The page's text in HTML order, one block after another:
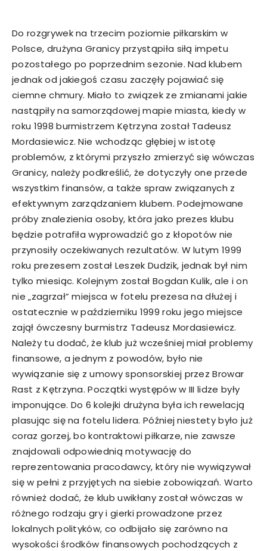
Do rozgrywek na trzecim poziomie piłkarskim w
Polsce, drużyna Granicy przystąpiła siłą impetu
pozostałego po poprzednim sezonie. Nad klubem
jednak od jakiegoś czasu zaczęły pojawiać się
ciemne chmury. Miało to związek ze zmianami jakie
nastąpiły na samorządowej mapie miasta, kiedy w
roku 1998 burmistrzem Kętrzyna został Tadeusz
Mordasiewicz. Nie wchodząc głębiej w istotę
problemów, z którymi przyszło zmierzyć się wówczas
Granicy, należy podkreślić, że dotyczyły one przede
wszystkim finansów, a także spraw związanych z
efektywnym zarządzaniem klubem. Podejmowane
próby znalezienia osoby, która jako prezes klubu
będzie potrafiła wyprowadzić go z kłopotów nie
przynosiły oczekiwanych rezultatów. W lutym 1999
roku prezesem został Leszek Dudzik, jednak był nim
tylko miesiąc. Kolejnym został Bogdan Kulik, ale i on
nie „zagrzał” miejsca w fotelu prezesa na dłużej i
ostatecznie w październiku 1999 roku jego miejsce
zajął ówczesny burmistrz Tadeusz Mordasiewicz.
Należy tu dodać, że klub już wcześniej miał problemy
finansowe, a jednym z powodów, było nie
wywiązanie się z umowy sponsorskiej przez Browar
Rast z Kętrzyna. Początki występów w III lidze były
imponujące. Do 6 kolejki drużyna była ich rewelacją
plasując się na fotelu lidera. Później niestety było już
coraz gorzej, bo kontraktowi piłkarze, nie zawsze
znajdowali odpowiednią motywację do
reprezentowania pracodawcy, który nie wywiązywał
się w pełni z przyjętych na siebie zobowiązań. Warto
również dodać, że klub uwikłany został wówczas w
różnego rodzaju gry i gierki prowadzone przez
lokalnych polityków, co odbijało się zarówno na
wysokości środków finansowych pochodzących z